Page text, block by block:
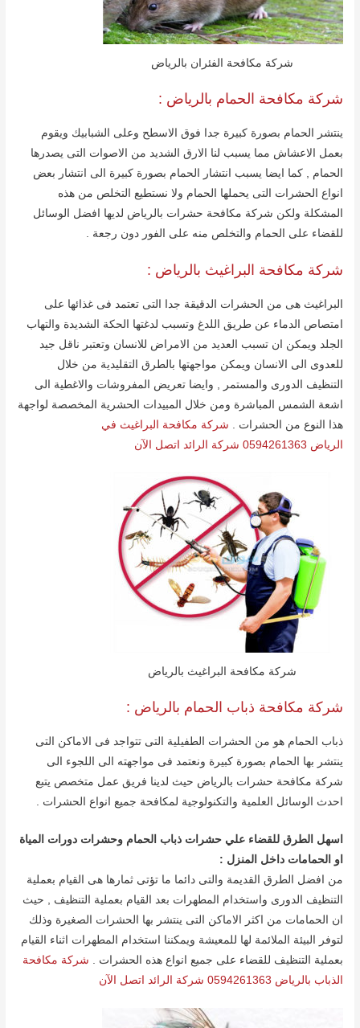
شركة مكافحة الفئران بالرياض
شركة مكافحة الحمام بالریاض :
ینتشر الحمام بصورة كبیرة جدا فوق الاسطح وعلى الشبابیك ویقوم
بعمل الاعشاش مما یسبب لنا الارق الشدید من الاصوات التى یصدرھا
الحمام , كما ایضا یسبب انتشار الحمام بصورة كبیرة الى انتشار بعض
انواع الحشرات التى یحملھا الحمام ولا نستطیع التخلص من ھذه
المشكلة ولكن شركة مكافحة حشرات بالریاض لدیھا افضل الوسائل
للقضاء على الحمام والتخلص منه على الفور دون رجعة .
شركة مكافحة البراغیث بالریاض :
البراغیث ھى من الحشرات الدقیقة جدا التى تعتمد فى غذائھا على
امتصاص الدماء عن طریق اللدغ وتسبب لدغتھا الحكة الشدیدة والتھاب
الجلد ویمكن ان تسبب العدید من الامراض للانسان وتعتبر ناقل جید
للعدوى الى الانسان ویمكن مواجھتھا بالطرق التقلیدیة من خلال
التنظیف الدورى والمستمر , وایضا تعریض المفروشات والاغطیة الى
اشعة الشمس المباشرة ومن خلال المبیدات الحشریة المخصصة لواجھة
ھذا النوع من الحشرات . شركة مكافحة البراغيث في
الرياض 0594261363 شركة الرائد اتصل الآن
شركة مكافحة البراغيث بالرياض
شركة مكافحة ذباب الحمام بالریاض :
ذباب الحمام ھو من الحشرات الطفیلیة التى تتواجد فى الاماكن التى
ینتشر بھا الحمام بصورة كبیرة ونعتمد فى مواجھته الى اللجوء الى
شركة مكافحة حشرات بالرياض حیث لدینا فریق عمل متخصص یتبع
احدث الوسائل العلمیة والتكنولوجیة لمكافحة جمیع انواع الحشرات .
اسھل الطرق للقضاء علي حشرات ذباب الحمام وحشرات دورات المیاة
او الحمامات داخل المنزل :
من افضل الطرق القدیمة والتى دائما ما تؤتى ثمارھا ھى القیام بعملیة
التنظیف الدورى واستخدام المطھرات بعد القیام بعملیة التنظیف , حیث
ان الحمامات من اكثر الاماكن التى ینتشر بھا الحشرات الصغیرة وذلك
لتوفر البیئة الملائمة لھا للمعیشة ویمكننا استخدام المطھرات اثناء القیام
بعملیة التنظیف للقضاء على جمیع انواع ھذه الحشرات . شركة مكافحة
الذباب بالرياض 0594261363 شركة الرائد اتصل الآن